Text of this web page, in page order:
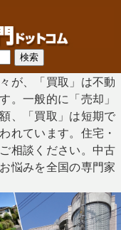
が、「買取」は不動
。一般的に「売却」
、「買取」は短期で
れています。住宅・
相談ください。中古
悩みを全国の専門家